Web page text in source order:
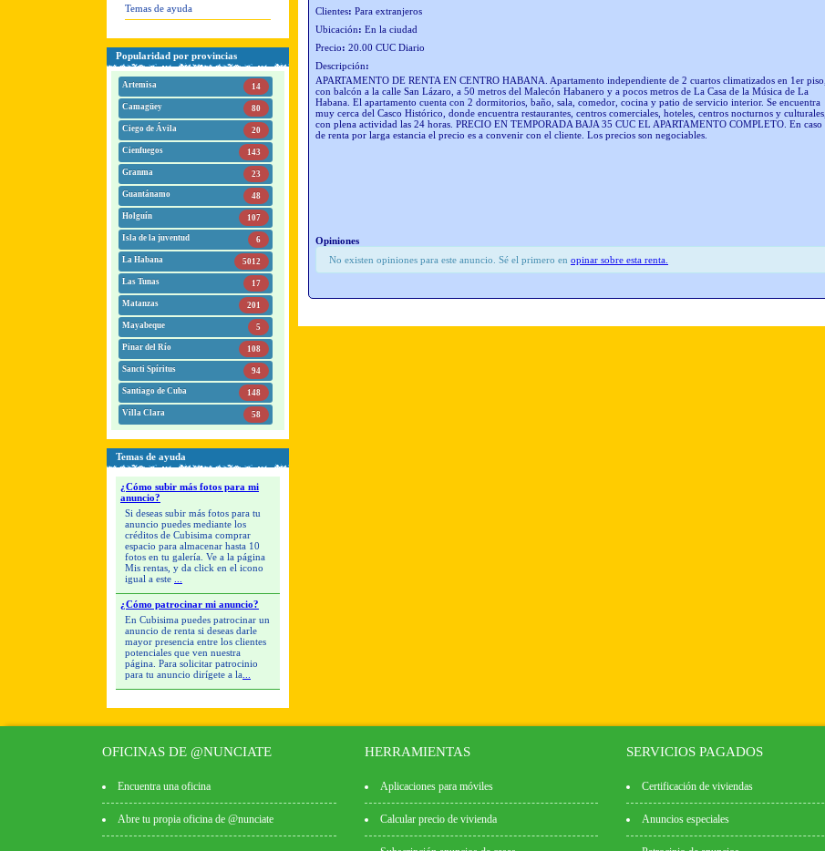
Temas de ayuda
Popularidad por provincias
14
Artemisa
80
Camagüey
20
Ciego de Ávila
143
Cienfuegos
23
Granma
48
Guantánamo
107
Holguín
6
Isla de la juventud
5012
La Habana
17
Las Tunas
201
Matanzas
5
Mayabeque
108
Pinar del Río
94
Sancti Spíritus
148
Santiago de Cuba
58
Villa Clara
Temas de ayuda
¿Cómo subir más fotos para mi
anuncio?
Si deseas subir más fotos para tu
anuncio puedes mediante los
créditos de Cubisima comprar
espacio para almacenar hasta 10
fotos en tu galería. Ve a la página
Mis rentas, y da click en el icono
igual a este
¿Cómo patrocinar mi anuncio?
En Cubisima puedes patrocinar un
anuncio de renta si deseas darle
mayor presencia entre los clientes
potenciales que ven nuestra
página. Para solicitar patrocinio
para tu anuncio dirígete a la
Clientes: Para extranjeros
Ubicación: En la ciudad
Precio: 20.00 CUC Diario
Descripción:
APARTAMENTO DE RENTA EN CENTRO HABANA. Apartamento independiente de 2 cuartos climatizados en 1er piso,
con balcón a la calle San Lázaro, a 50 metros del Malecón Habanero y a pocos metros de La Casa de la Música de La
Habana. El apartamento cuenta con 2 dormitorios, baño, sala, comedor, cocina y patio de servicio interior. Se encuentra
muy cerca del Casco Histórico, donde encuentra restaurantes, centros comerciales, hoteles, centros nocturnos y culturales,
con plena actividad las 24 horas. PRECIO EN TEMPORADA BAJA 35 CUC EL APARTAMENTO COMPLETO. En caso
de renta por larga estancia el precio es a convenir con el cliente. Los precios son negociables.
Opiniones
No existen opiniones para este anuncio. Sé el primero en opinar sobre esta renta.
OFICINAS DE @NUNCIATE
Encuentra una oficina
Abre tu propia oficina de @nunciate
HERRAMIENTAS
Aplicaciones para móviles
Calcular precio de vivienda
SERVICIOS PAGADOS
Certificación de viviendas
Anuncios especiales